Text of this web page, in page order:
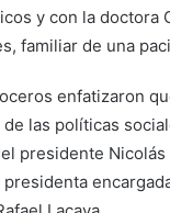
y con la doctora
familiar de una
enfatizaron
las políticas
presidente Nicolás